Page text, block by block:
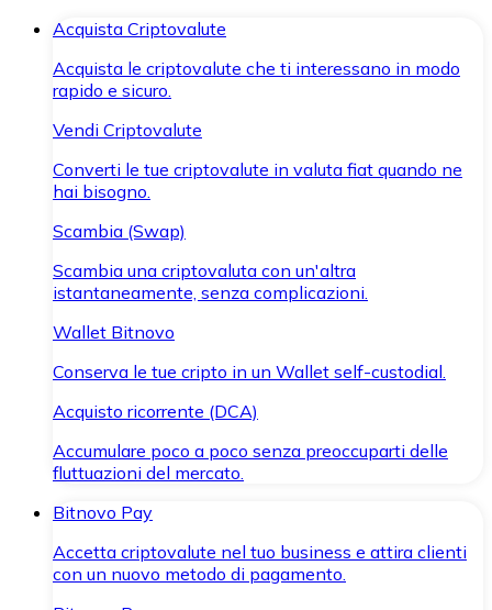
Acquista Criptovalute
Acquista le criptovalute che ti interessano in modo
rapido e sicuro.
Vendi Criptovalute
Converti le tue criptovalute in valuta fiat quando ne
hai bisogno.
Scambia (Swap)
Scambia una criptovaluta con un'altra
istantaneamente, senza complicazioni.
Wallet Bitnovo
Conserva le tue cripto in un Wallet self-custodial.
Acquisto ricorrente (DCA)
Accumulare poco a poco senza preoccuparti delle
fluttuazioni del mercato.
Bitnovo Pay
Accetta criptovalute nel tuo business e attira clienti
con un nuovo metodo di pagamento.